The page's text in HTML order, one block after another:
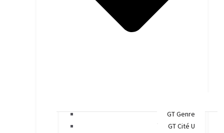
GT Genre
GT Cité U